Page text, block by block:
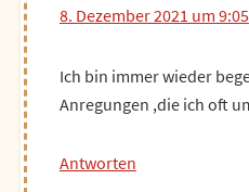
8. Dezember 2021 um 9:05
Ich bin immer wieder
Anregungen ,die ich oft
Antworten